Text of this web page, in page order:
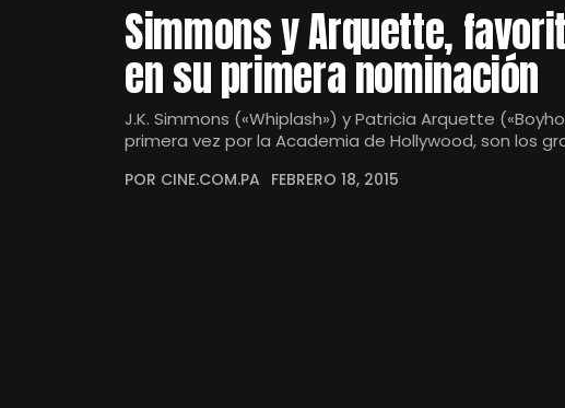
Simmons y Arquette,
en su primera nominación
J.K. Simmons («Whiplash») y Patricia Arquette
primera vez por la Academia de Hollywood, son los
POR CINE.COM.PA FEBRERO 18, 2015